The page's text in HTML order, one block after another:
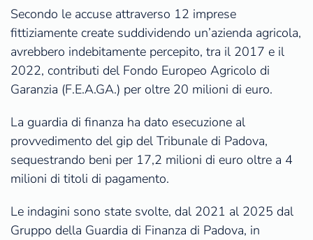
Secondo le accuse attraverso 12 imprese
fittiziamente create suddividendo un’azienda agricola,
avrebbero indebitamente percepito, tra il 2017 e il
2022, contributi del Fondo Europeo Agricolo di
Garanzia (F.E.A.GA.) per oltre 20 milioni di euro.
La guardia di finanza ha dato esecuzione al
provvedimento del gip del Tribunale di Padova,
sequestrando beni per 17,2 milioni di euro oltre a 4
milioni di titoli di pagamento.
Le indagini sono state svolte, dal 2021 al 2025 dal
Gruppo della Guardia di Finanza di Padova, in